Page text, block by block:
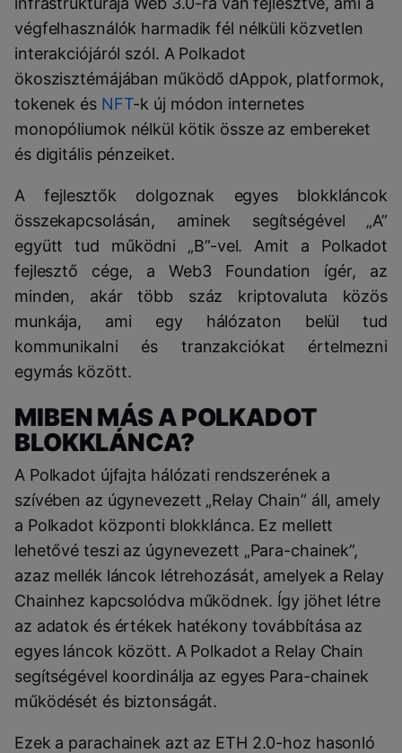
végfelhasználók harmadik fél nélküli közvetlen
interakciójáról szól. A Polkadot
ökoszisztémájában működő dAppok, platformok,
tokenek és NFT-k új módon internetes
monopóliumok nélkül kötik össze az embereket
és digitális pénzeiket.
A fejlesztők dolgoznak egyes blokkláncok
összekapcsolásán, aminek segítségével „A”
együtt tud működni „B”-vel. Amit a Polkadot
fejlesztő cége, a Web3 Foundation ígér, az
minden, akár több száz kriptovaluta közös
munkája, ami egy hálózaton belül tud
kommunikalni és tranzakciókat értelmezni
egymás között.
MIBEN MÁS A POLKADOT
BLOKKLÁNCA?
A Polkadot újfajta hálózati rendszerének a
szívében az úgynevezett „Relay Chain” áll, amely
a Polkadot központi blokklánca. Ez mellett
lehetővé teszi az úgynevezett „Para-chainek”,
azaz mellék láncok létrehozását, amelyek a Relay
Chainhez kapcsolódva működnek. Így jöhet létre
az adatok és értékek hatékony továbbítása az
egyes láncok között. A Polkadot a Relay Chain
segítségével koordinálja az egyes Para-chainek
működését és biztonságát.
Ezek a parachainek azt az ETH 2.0-hoz hasonló